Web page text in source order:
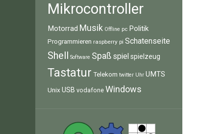
Mikrocontroller
Motorrad Musik Offline pc Politik
Programmieren raspberry pi Schatenseite
Shell Software Spaß spiel spielzeug
Tastatur Telekom twitter Uhr UMTS
Unix USB vodafone Windows